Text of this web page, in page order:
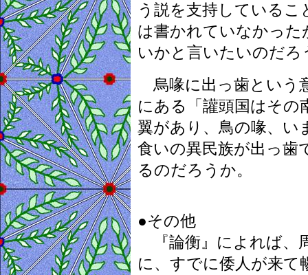
う説を支持している
は書かれていなかっ
いかと言いたいのだろ
烏喙に出っ歯という
にある「讙頭国はその
翼があり、鳥の喙、い
食いの異民族が出っ歯
るのだろうか。
●その他
『論衡』によれば、
に、すでに倭人が来て